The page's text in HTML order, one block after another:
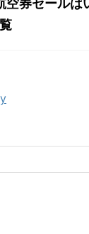
空券セールは